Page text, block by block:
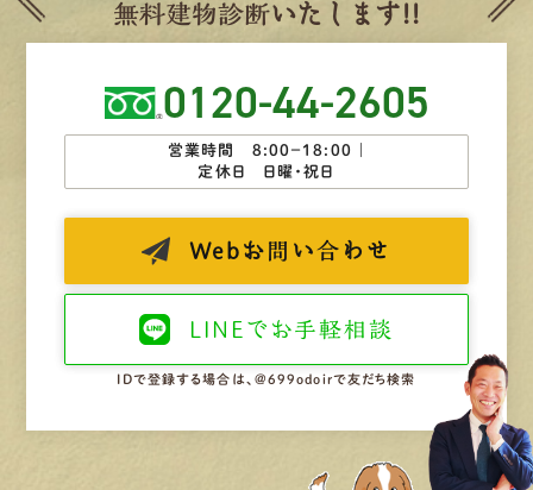
無料建物診断いたします!!
0120-44-2605
営業時間 8:00−18:00 ｜
定休日 日曜・祝日
Web お問い合わせ
LINEで お手軽相談
IDで登録する場合は、@699odoirで友だち検索